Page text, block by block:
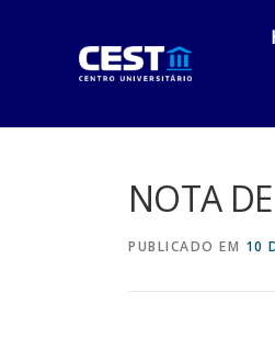
NOTA
PUBLICADO EM 10